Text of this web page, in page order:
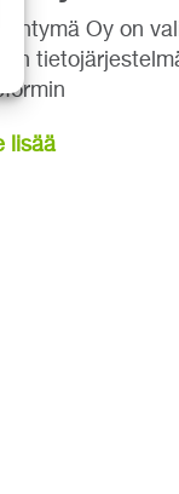
Yhtymä Oy on
lisää